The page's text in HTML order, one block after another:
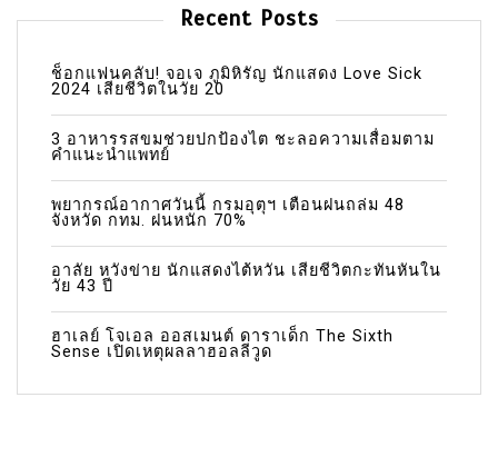
Recent Posts
ช็อกแฟนคลับ! จอเจ ภูมิหิรัญ นักแสดง Love Sick
2024 เสียชีวิตในวัย 20
3 อาหารรสขมช่วยปกป้องไต ชะลอความเสื่อมตาม
คำแนะนำแพทย์
พยากรณ์อากาศวันนี้ กรมอุตุฯ เตือนฝนถล่ม 48
จังหวัด กทม. ฝนหนัก 70%
อาลัย หวังข่าย นักแสดงไต้หวัน เสียชีวิตกะทันหันใน
วัย 43 ปี
ฮาเลย์ โจเอล ออสเมนต์ ดาราเด็ก The Sixth
Sense เปิดเหตุผลลาฮอลลีวูด